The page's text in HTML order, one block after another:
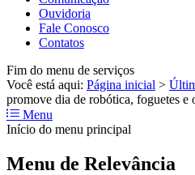
Ouvidoria
Fale Conosco
Contatos
Fim do menu de serviços
Você está aqui: Página inicial >
promove dia de robótica, foguetes e
Menu
Início do menu principal
Menu de Relevância